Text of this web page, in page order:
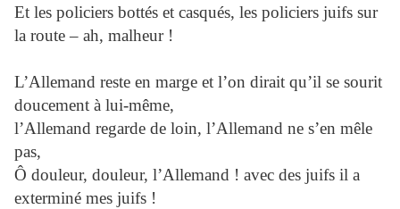
Et les policiers bottés et casqués, les policiers juifs sur
la route – ah, malheur !
L’Allemand reste en marge et l’on dirait qu’il se sourit
doucement à lui-même,
l’Allemand regarde de loin, l’Allemand ne s’en mêle
pas,
Ô douleur, douleur, l’Allemand ! avec des juifs il a
exterminé mes juifs !